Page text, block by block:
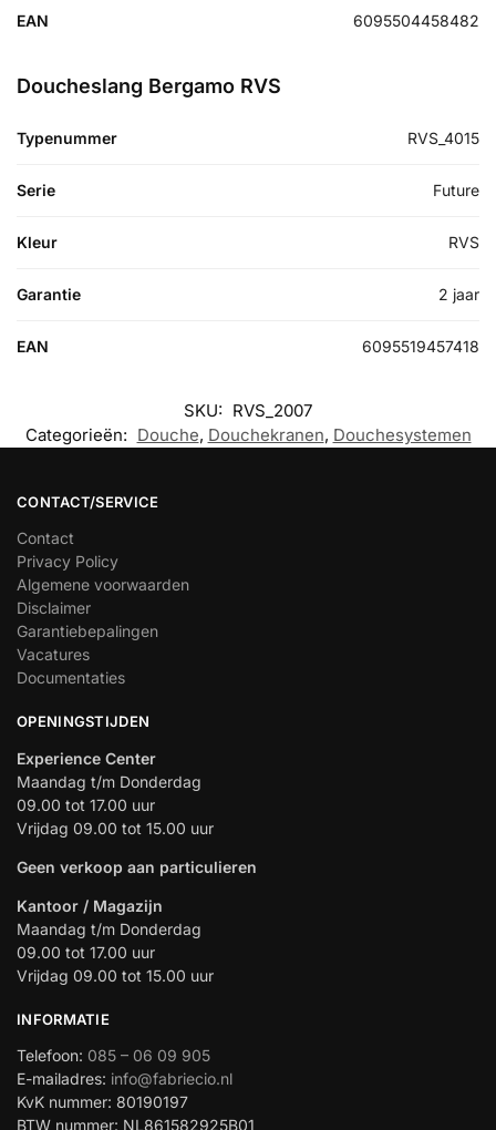
EAN 6095504458482
Doucheslang Bergamo RVS
Typenummer RVS_4015
Serie Future
Kleur RVS
Garantie 2 jaar
EAN 6095519457418
SKU: RVS_2007
Categorieën: Douche, Douchekranen, Douchesystemen
CONTACT/SERVICE
Contact
Privacy Policy
Algemene voorwaarden
Disclaimer
Garantiebepalingen
Vacatures
Documentaties
OPENINGSTIJDEN
Experience Center
Maandag t/m Donderdag
09.00 tot 17.00 uur
Vrijdag 09.00 tot 15.00 uur
Geen verkoop aan particulieren
Kantoor / Magazijn
Maandag t/m Donderdag
09.00 tot 17.00 uur
Vrijdag 09.00 tot 15.00 uur
INFORMATIE
Telefoon: 085 – 06 09 905
E-mailadres: info@fabriecio.nl
KvK nummer: 80190197
BTW nummer: NL861582925B01